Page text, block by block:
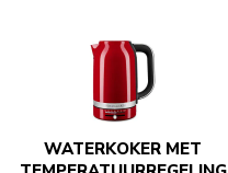
WATERKOKER MET